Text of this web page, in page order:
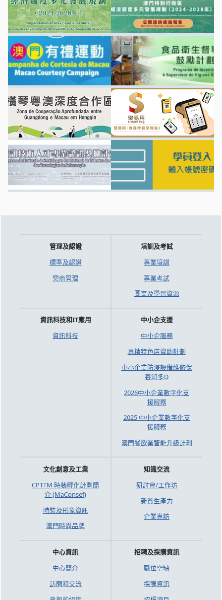
管理及認證
標準及認證
營商管理
培訓及考試
專業培訓
專業考試
圖書及學習資源
資訊科技和IT應用
資訊科技
中小企支援
中小企服務
專精特色店資助計劃
中小企業防浸設備維修保
養知多D
2026中小企業數字化支
援服務
2025 中小企業數字化支
援服務
澳門餐飲業智能升級計劃
文化創意及工業
CPTTM 時裝孵化計劃簡
介 (MaConsef)
時裝及形象資訊
澳門時尚品牌
知識交流
研討會/工作坊
新質生產力
企業專訪
中心資訊
中心簡介
訪問和交流
招聘及採購資訊
職位空缺
採購資訊